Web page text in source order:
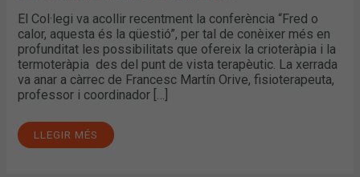
El Col·legi va acollir recentment la conferència “Fred o
calor, aquesta és la qüestió”, per tal de conèixer més en
profunditat les possibilitats que ofereix la crioteràpia i la
termoteràpia des del punt de vista terapèutic. La xerrada
va anar a càrrec de Francesc Martín Orive, fisioterapeuta,
professor i coordinador […]
LLEGIR MÉS